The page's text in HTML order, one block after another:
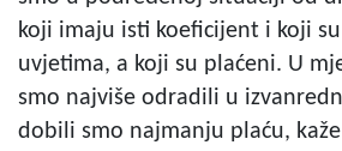
koji imaju isti koeficijent i koji
uvjetima, a koji su plaćeni. U
smo najviše odradili u
dobili smo najmanju plaću,